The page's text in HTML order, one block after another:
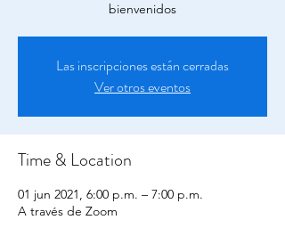
bienvenidos
Las inscripciones están cerradas
Ver otros eventos
Time & Location
01 jun 2021, 6:00 p.m. – 7:00 p.m.
A través de Zoom